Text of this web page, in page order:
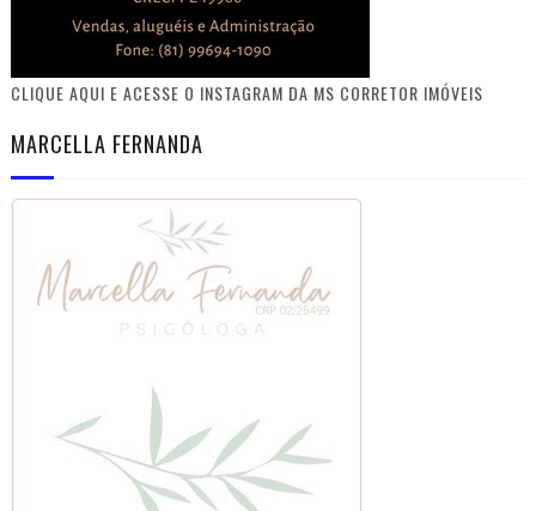
CLIQUE AQUI E ACESSE O INSTAGRAM DA MS CORRETOR IMÓVEIS
MARCELLA FERNANDA